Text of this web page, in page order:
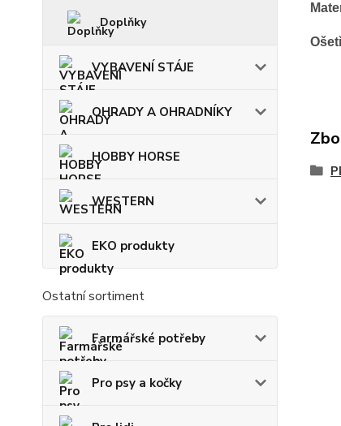
Doplňky
VYBAVENÍ STÁJE
OHRADY A OHRADNÍKY
HOBBY HORSE
WESTERN
EKO produkty
Ostatní sortiment
Farmářské potřeby
Pro psy a kočky